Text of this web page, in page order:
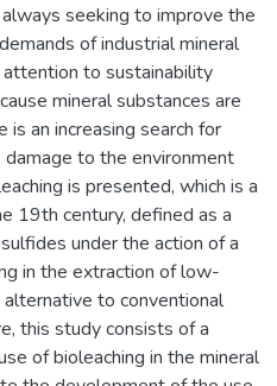
seeking to improve the
of industrial mineral
attention to sustainability
mineral substances are
an increasing search for
to the environment
is presented, which is a
19th century, defined as a
under the action of a
in the extraction of low-
to conventional
this study consists of a
of bioleaching in the mineral